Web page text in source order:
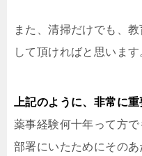
また、清掃だけでも、
して頂ければと思います
上記のように、非常に重
薬事経験何十年って方
部署にいたためにその